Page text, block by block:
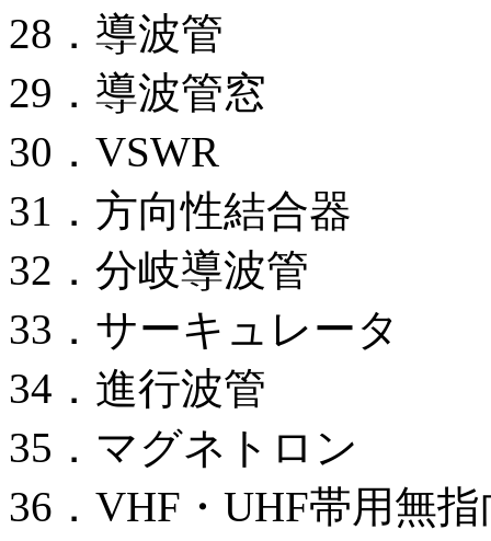
28．導波管
29．導波管窓
30．VSWR
31．方向性結合器
32．分岐導波管
33．サーキュレータ
34．進行波管
35．マグネトロン
36．VHF・UHF帯用無